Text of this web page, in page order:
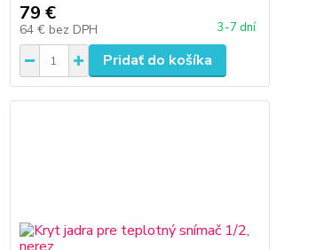
79 €
64 € bez DPH 3-7 dní
Pridať do košíka